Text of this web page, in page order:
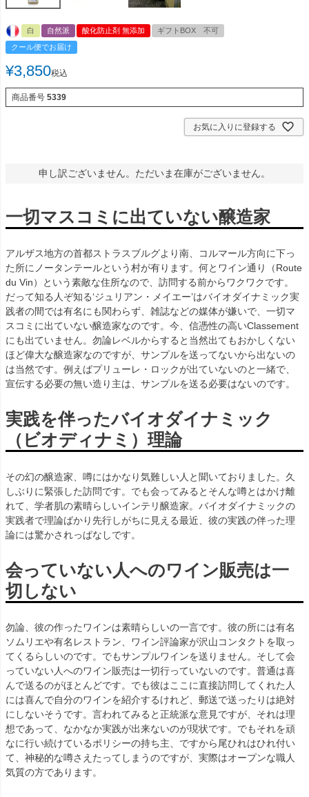
白 自然派 酸化防止剤 無添加
ギフトBOX 不可
クール便でお届け
¥3,850税込
商品番号 5339
お気に入りに登録する
申し訳ございません。ただいま在庫がございません。
一切マスコミに出ていない醸造家
アルザス地方の首都ストラスブルグより南、コルマール方向に下っ
た所にノータンテールという村が有ります。何とワイン通り（Route
du Vin）という素敵な住所なので、訪問する前からワクワクです。
だって知る人ぞ知る‘ジュリアン・メイエー’はバイオダイナミック実
践者の間では有名にも関わらず、雑誌などの媒体が嫌いで、一切マ
スコミに出ていない醸造家なのです。今、信憑性の高いClassement
にも出ていません。勿論レベルからすると当然出てもおかしくない
ほど偉大な醸造家なのですが、サンプルを送ってないから出ないの
は当然です。例えばプリューレ・ロックが出ていないのと一緒で、
宣伝する必要の無い造り主は、サンプルを送る必要はないのです。
実践を伴ったバイオダイナミック
（ビオディナミ）理論
その幻の醸造家、噂にはかなり気難しい人と聞いておりました。久
しぶりに緊張した訪問です。でも会ってみるとそんな噂とはかけ離
れて、学者肌の素晴らしいインテリ醸造家。バイオダイナミックの
実践者で理論ばかり先行しがちに見える最近、彼の実践の伴った理
論には驚かされっぱなしです。
会っていない人へのワイン販売は一
切しない
勿論、彼の作ったワインは素晴らしいの一言です。彼の所には有名
ソムリエや有名レストラン、ワイン評論家が沢山コンタクトを取っ
てくるらしいのです。でもサンプルワインを送りません。そして会
っていない人へのワイン販売は一切行っていないのです。普通は喜
んで送るのがほとんどです。でも彼はここに直接訪問してくれた人
には喜んで自分のワインを紹介するけれど、郵送で送ったりは絶対
にしないそうです。言われてみると正統派な意見ですが、それは理
想であって、なかなか実践が出来ないのが現状です。でもそれを頑
なに行い続けているポリシーの持ち主、ですから尾ひれはひれ付い
て、神秘的な噂さえたってしまうのですが、実際はオープンな職人
気質の方であります。